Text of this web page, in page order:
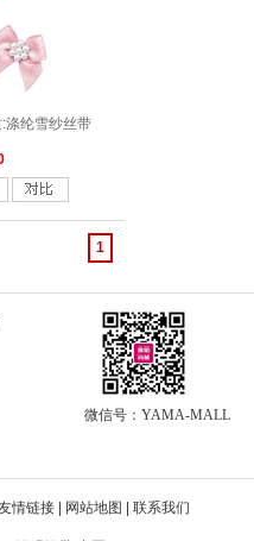
涤纶雪纱丝带
1
微信号：YAMA-MALL
情链接 网站地图 联系我们